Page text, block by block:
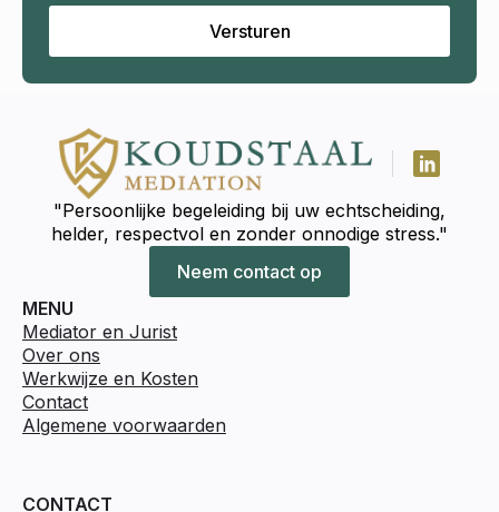
Versturen
"Persoonlijke begeleiding bij uw echtscheiding,
helder, respectvol en zonder onnodige stress."
Neem contact op
MENU
Mediator en Jurist
Over ons
Werkwijze en Kosten
Contact
Algemene voorwaarden
CONTACT